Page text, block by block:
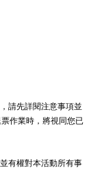
請先詳閱注意事項並
作業時，將視同您已
有權對本活動所有事